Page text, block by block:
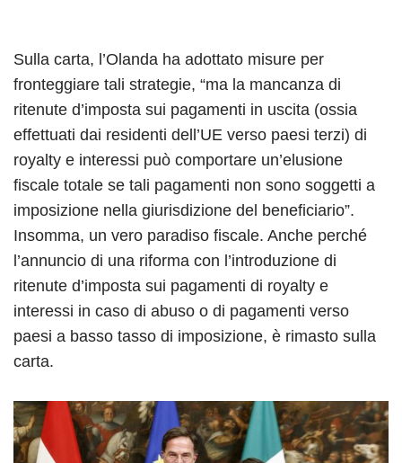
Sulla carta, l’Olanda ha adottato misure per
fronteggiare tali strategie, “ma la mancanza di
ritenute d’imposta sui pagamenti in uscita (ossia
effettuati dai residenti dell’UE verso paesi terzi) di
royalty e interessi può comportare un’elusione
fiscale totale se tali pagamenti non sono soggetti a
imposizione nella giurisdizione del beneficiario”.
Insomma, un vero paradiso fiscale. Anche perché
l’annuncio di una riforma con l’introduzione di
ritenute d’imposta sui pagamenti di royalty e
interessi in caso di abuso o di pagamenti verso
paesi a basso tasso di imposizione, è rimasto sulla
carta.